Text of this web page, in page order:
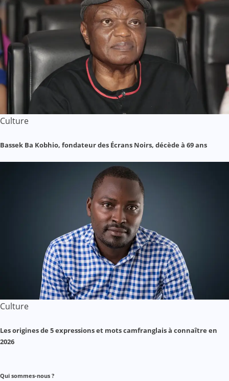
Culture
Bassek Ba Kobhio, fondateur des Écrans Noirs, décède à 69 ans
Culture
Les origines de 5 expressions et mots camfranglais à connaître en
2026
Qui sommes-nous ?